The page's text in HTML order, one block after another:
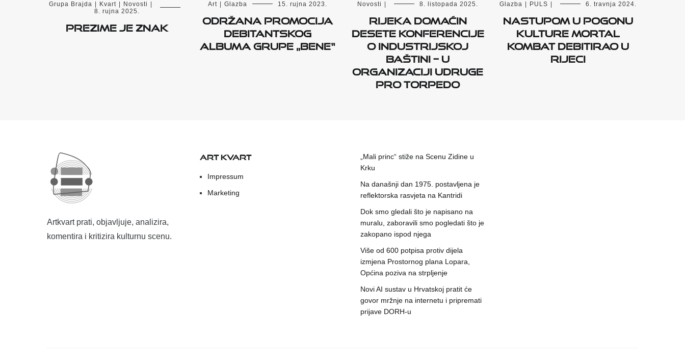
Grupa Brajda Kvart Novosti
8. rujna 2025.
Prezime je znak
Art Glazba 15. rujna 2023.
Održana promocija
debitantskog
albuma grupe „Bene“
Novosti 8. listopada 2025.
Rijeka domaćin
desete konferencije
o industrijskoj
baštini – u
organizaciji udruge
Pro Torpedo
Glazba PULS 6. travnja 2024.
Nastupom u Pogonu
Kulture Mortal
Kombat debitirao u
Rijeci
Artkvart prati, objavljuje, analizira,
komentira i kritizira kulturnu scenu.
ART KVART
Impressum
Marketing
„Mali princ“ stiže na Scenu Zidine u
Krku
Na današnji dan 1975. postavljena je
reflektorska rasvjeta na Kantridi
Dok smo gledali što je napisano na
muralu, zaboravili smo pogledati što je
zakopano ispod njega
Više od 600 potpisa protiv dijela
izmjena Prostornog plana Lopara,
Općina poziva na strpljenje
Novi AI sustav u Hrvatskoj pratit će
govor mržnje na internetu i pripremati
prijave DORH-u